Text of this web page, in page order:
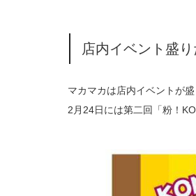
店内イベント盛
マカマカは店内イベントが
2月24日には第二回「粉！